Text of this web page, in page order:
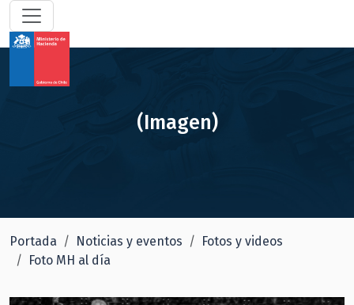
(Imagen)
Portada Noticias y eventos
Fotos y videos
Foto MH al día